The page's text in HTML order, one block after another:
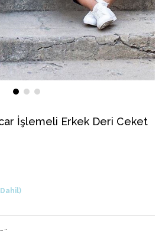
İşlemeli Erkek Deri Ceket
Dahil)